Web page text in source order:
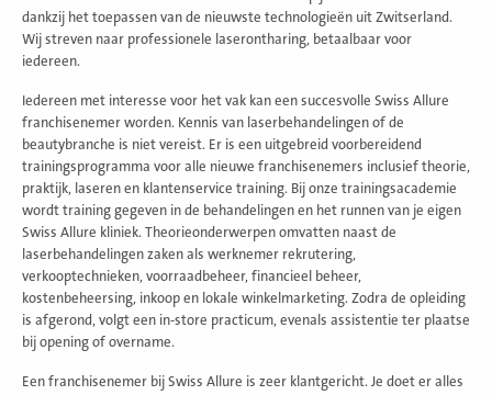
dankzij het toepassen van de nieuwste technologieën uit Zwitserland.
Wij streven naar professionele laserontharing, betaalbaar voor
iedereen.
Iedereen met interesse voor het vak kan een succesvolle Swiss Allure
franchisenemer worden. Kennis van laserbehandelingen of de
beautybranche is niet vereist. Er is een uitgebreid voorbereidend
trainingsprogramma voor alle nieuwe franchisenemers inclusief theorie,
praktijk, laseren en klantenservice training. Bij onze trainingsacademie
wordt training gegeven in de behandelingen en het runnen van je eigen
Swiss Allure kliniek. Theorieonderwerpen omvatten naast de
laserbehandelingen zaken als werknemer rekrutering,
verkooptechnieken, voorraadbeheer, financieel beheer,
kostenbeheersing, inkoop en lokale winkelmarketing. Zodra de opleiding
is afgerond, volgt een in-store practicum, evenals assistentie ter plaatse
bij opening of overname.
Een franchisenemer bij Swiss Allure is zeer klantgericht. Je doet er alles